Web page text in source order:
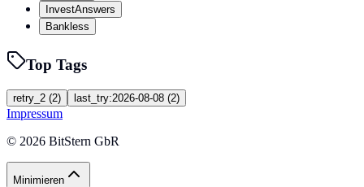
InvestAnswers
Bankless
Top Tags
retry_2 (2) last_try:2026-08-08 (2)
Impressum
© 2026 BitStern GbR
Minimieren